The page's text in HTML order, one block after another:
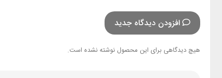
افزودن دیدگاه جدید
هیچ دیدگاهی برای این محصول نوشته نشده است.